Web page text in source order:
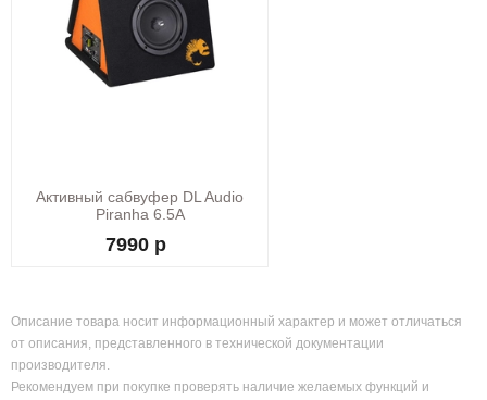
Активный сабвуфер DL Audio
Piranha 6.5A
7990 р
Описание товара носит информационный характер и может отличаться
от описания, представленного в технической документации
производителя.
Рекомендуем при покупке проверять наличие желаемых функций и